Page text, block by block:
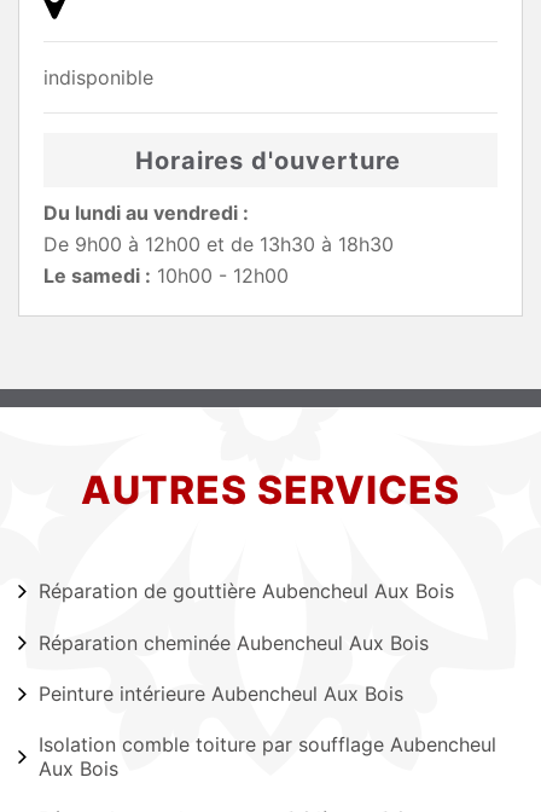
indisponible
Horaires d'ouverture
Du lundi au vendredi :
De 9h00 à 12h00 et de 13h30 à 18h30
Le samedi : 10h00 - 12h00
AUTRES SERVICES
Réparation de gouttière Aubencheul Aux Bois
Réparation cheminée Aubencheul Aux Bois
Peinture intérieure Aubencheul Aux Bois
Isolation comble toiture par soufflage Aubencheul
Aux Bois